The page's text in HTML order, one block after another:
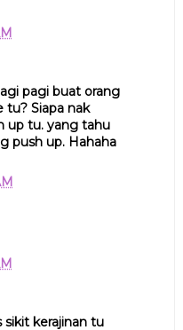
pagi buat orang
tu? Siapa nak
up tu. yang tahu
push up. Hahaha
sikit kerajinan tu